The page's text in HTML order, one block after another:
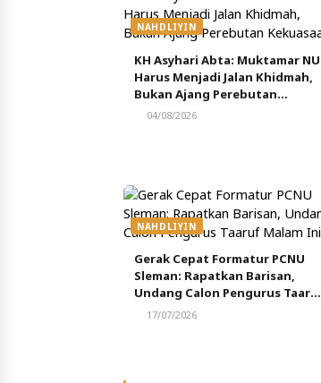
NAHDLIYIN
KH Asyhari Abta: Muktamar NU
Harus Menjadi Jalan Khidmah,
Bukan Ajang Perebutan
Kekuasaan
04/08/2026
NAHDLIYIN
Gerak Cepat Formatur PCNU
Sleman: Rapatkan Barisan,
Undang Calon Pengurus Taaruf
Malam Ini
17/07/2026